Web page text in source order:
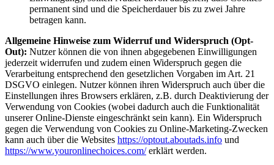
permanent sind und die Speicherdauer bis zu zwei Jahre
betragen kann.
Allgemeine Hinweise zum Widerruf und Widerspruch (Opt-
Out): Nutzer können die von ihnen abgegebenen Einwilligungen
jederzeit widerrufen und zudem einen Widerspruch gegen die
Verarbeitung entsprechend den gesetzlichen Vorgaben im Art. 21
DSGVO einlegen. Nutzer können ihren Widerspruch auch über die
Einstellungen ihres Browsers erklären, z.B. durch Deaktivierung der
Verwendung von Cookies (wobei dadurch auch die Funktionalität
unserer Online-Dienste eingeschränkt sein kann). Ein Widerspruch
gegen die Verwendung von Cookies zu Online-Marketing-Zwecken
kann auch über die Websites https://optout.aboutads.info und
https://www.youronlinechoices.com/erklärt werden.